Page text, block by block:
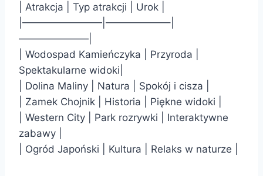
| Atrakcja | Typ atrakcji | Urok |
|————————|——————–|
———————|
| Wodospad Kamieńczyka | Przyroda |
Spektakularne widoki|
| Dolina Maliny | Natura | Spokój i cisza |
| Zamek Chojnik | Historia | Piękne widoki |
| Western City | Park rozrywki | Interaktywne
zabawy |
| Ogród Japoński | Kultura | Relaks w naturze |